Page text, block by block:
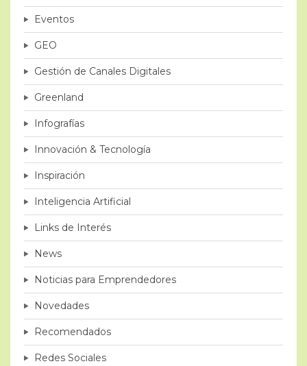
Eventos
GEO
Gestión de Canales Digitales
Greenland
Infografías
Innovación & Tecnología
Inspiración
Inteligencia Artificial
Links de Interés
News
Noticias para Emprendedores
Novedades
Recomendados
Redes Sociales